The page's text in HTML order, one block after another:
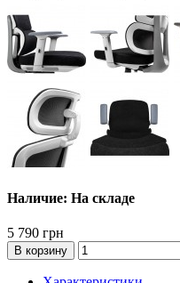
Наличие: На складе
5 790 грн
В корзину